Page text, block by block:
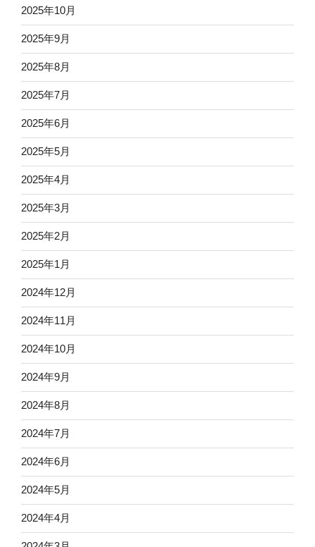
2025年10月
2025年9月
2025年8月
2025年7月
2025年6月
2025年5月
2025年4月
2025年3月
2025年2月
2025年1月
2024年12月
2024年11月
2024年10月
2024年9月
2024年8月
2024年7月
2024年6月
2024年5月
2024年4月